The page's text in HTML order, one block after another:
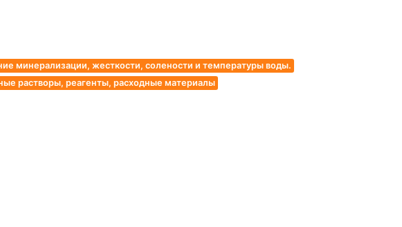
минерализации, жесткости, солености и температуры воды.
растворы, реагенты, расходные материалы